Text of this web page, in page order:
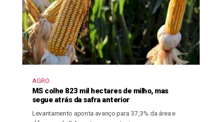
AGRO
MS colhe 823 mil hectares de milho, mas
segue atrás da safra anterior
Levantamento aponta avanço para 37,3% da área e